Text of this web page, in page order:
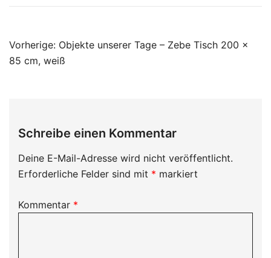
Beitragsnavigation
Vorherige: Objekte unserer Tage – Zebe Tisch 200 x
85 cm, weiß
Schreibe einen Kommentar
Deine E-Mail-Adresse wird nicht veröffentlicht.
Erforderliche Felder sind mit * markiert
Kommentar *